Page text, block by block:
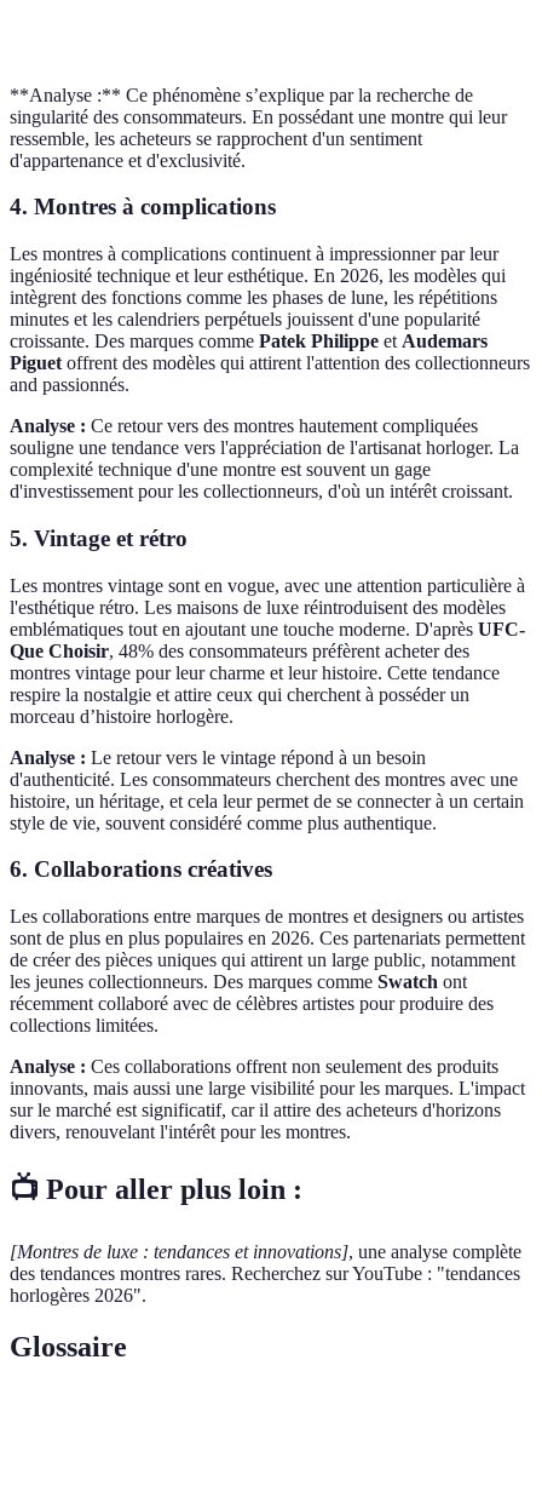
**Analyse :** Ce phénomène s’explique par la recherche de
singularité des consommateurs. En possédant une montre qui leur
ressemble, les acheteurs se rapprochent d'un sentiment
d'appartenance et d'exclusivité.
4. Montres à complications
Les montres à complications continuent à impressionner par leur
ingéniosité technique et leur esthétique. En 2026, les modèles qui
intègrent des fonctions comme les phases de lune, les répétitions
minutes et les calendriers perpétuels jouissent d'une popularité
croissante. Des marques comme Patek Philippe et Audemars
Piguet offrent des modèles qui attirent l'attention des collectionneurs
and passionnés.
Analyse : Ce retour vers des montres hautement compliquées
souligne une tendance vers l'appréciation de l'artisanat horloger. La
complexité technique d'une montre est souvent un gage
d'investissement pour les collectionneurs, d'où un intérêt croissant.
5. Vintage et rétro
Les montres vintage sont en vogue, avec une attention particulière à
l'esthétique rétro. Les maisons de luxe réintroduisent des modèles
emblématiques tout en ajoutant une touche moderne. D'après UFC-
Que Choisir, 48% des consommateurs préfèrent acheter des
montres vintage pour leur charme et leur histoire. Cette tendance
respire la nostalgie et attire ceux qui cherchent à posséder un
morceau d’histoire horlogère.
Analyse : Le retour vers le vintage répond à un besoin
d'authenticité. Les consommateurs cherchent des montres avec une
histoire, un héritage, et cela leur permet de se connecter à un certain
style de vie, souvent considéré comme plus authentique.
6. Collaborations créatives
Les collaborations entre marques de montres et designers ou artistes
sont de plus en plus populaires en 2026. Ces partenariats permettent
de créer des pièces uniques qui attirent un large public, notamment
les jeunes collectionneurs. Des marques comme Swatch ont
récemment collaboré avec de célèbres artistes pour produire des
collections limitées.
Analyse : Ces collaborations offrent non seulement des produits
innovants, mais aussi une large visibilité pour les marques. L'impact
sur le marché est significatif, car il attire des acheteurs d'horizons
divers, renouvelant l'intérêt pour les montres.
📺 Pour aller plus loin :
[Montres de luxe : tendances et innovations], une analyse complète
des tendances montres rares. Recherchez sur YouTube : "tendances
horlogères 2026".
Glossaire